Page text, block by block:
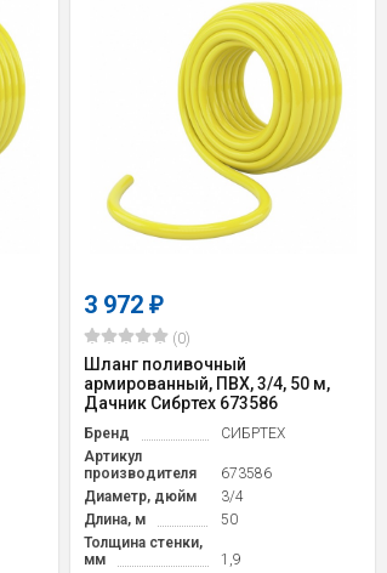
3 972₽
(0)
Шланг поливочный
армированный, ПВХ, 3/4, 50 м,
Дачник Сибртех 673586
Бренд
СИБРТЕХ
Артикул
производителя
673586
Диаметр, дюйм
3/4
Длина, м
50
Толщина стенки,
мм
1,9